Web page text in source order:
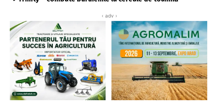
‹ adv ›